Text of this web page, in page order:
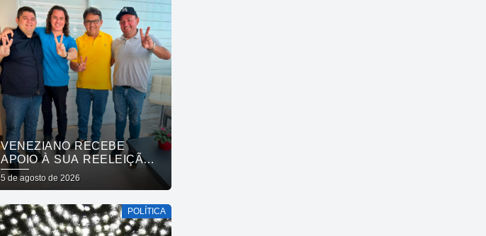
VENEZIANO RECEBE
APOIO À SUA REELEIÇÃO
DO PRESIDENTE DA
CÂMARA E VEREADORES
5 de agosto de 2026
POLÍTICA